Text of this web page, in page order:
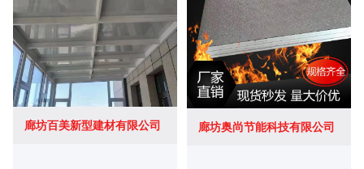
廊坊百美新型建材有限公司 廊坊奥尚节能科技有限公司